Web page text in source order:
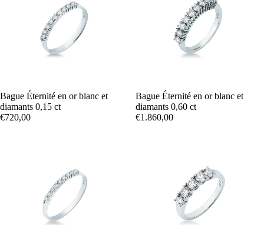
Bague Éternité en or blanc et
diamants 0,15 ct
€720,00
Bague Éternité en or blanc et
diamants 0,60 ct
€1.860,00